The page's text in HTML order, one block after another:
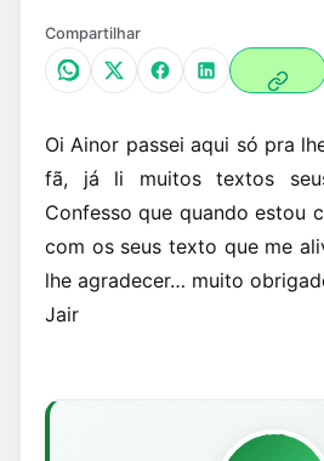
Compartilhar
Oi Ainor passei aqui só pra
fã, já li muitos textos
Confesso que quando estou
com os seus texto que me
lhe agradecer… muito
Jair